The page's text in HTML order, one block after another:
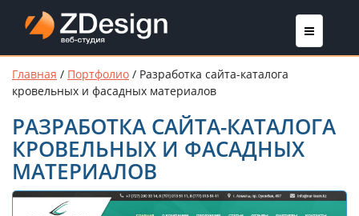
Главная / Портфолио / Разработка сайта-каталога
кровельных и фасадных материалов
РАЗРАБОТКА САЙТА-КАТАЛОГА
КРОВЕЛЬНЫХ И ФАСАДНЫХ
МАТЕРИАЛОВ